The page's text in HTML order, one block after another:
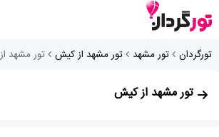
تورگردان تور مشهد تور مشهد از کیش تور مشهد
تور مشهد از کیش